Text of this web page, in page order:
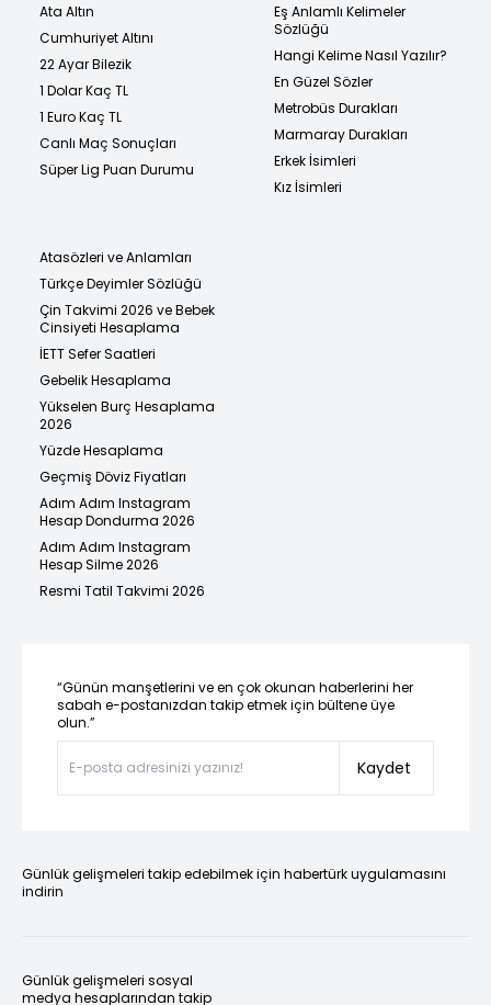
Ata Altın
Cumhuriyet Altını
22 Ayar Bilezik
1 Dolar Kaç TL
1 Euro Kaç TL
Canlı Maç Sonuçları
Süper Lig Puan Durumu
Eş Anlamlı Kelimeler
Sözlüğü
Hangi Kelime Nasıl Yazılır?
En Güzel Sözler
Metrobüs Durakları
Marmaray Durakları
Erkek İsimleri
Kız İsimleri
Atasözleri ve Anlamları
Türkçe Deyimler Sözlüğü
Çin Takvimi 2026 ve Bebek
Cinsiyeti Hesaplama
İETT Sefer Saatleri
Gebelik Hesaplama
Yükselen Burç Hesaplama
2026
Yüzde Hesaplama
Geçmiş Döviz Fiyatları
Adım Adım Instagram
Hesap Dondurma 2026
Adım Adım Instagram
Hesap Silme 2026
Resmi Tatil Takvimi 2026
“Günün manşetlerini ve en çok okunan haberlerini her
sabah e-postanızdan takip etmek için bültene üye
olun.”
Kaydet
Günlük gelişmeleri takip edebilmek için habertürk uygulamasını
indirin
Günlük gelişmeleri sosyal
medya hesaplarından takip